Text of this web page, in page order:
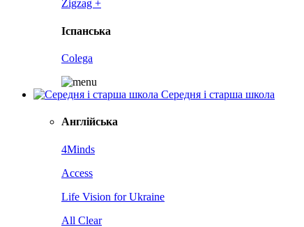
Zigzag +
Іспанська
Colega
Середня і старша школа
Англійська
4Minds
Access
Life Vision for Ukraine
All Clear